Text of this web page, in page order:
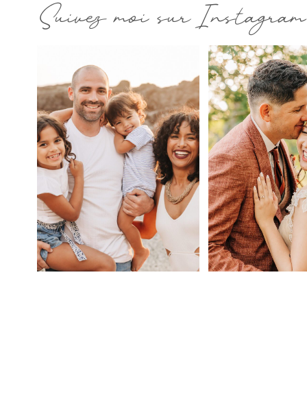
Suivez moi sur Instagram